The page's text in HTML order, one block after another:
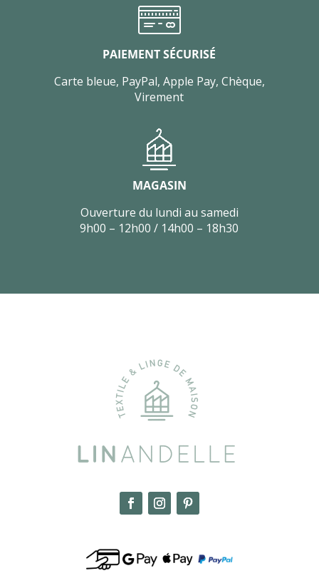
PAIEMENT SÉCURISÉ
Carte bleue, PayPal, Apple Pay, Chèque,
Virement
MAGASIN
Ouverture du lundi au samedi
9h00 – 12h00 / 14h00 – 18h30